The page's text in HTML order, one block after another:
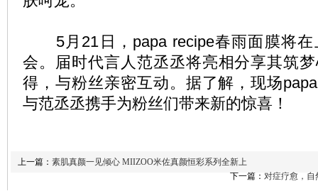
5月21日，papa recipe春雨面膜将在
会。届时代言人范丞丞将亮相分享其筑
得，与粉丝亲密互动。据了解，现场
与范丞丞携手为粉丝们带来新的惊喜！
上一篇： 素肌真颜一见倾心 MIIZOO米佐真颜恒彩系列全新上
下一篇： 对症疗愈，自